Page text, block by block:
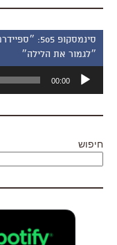
סינמסקופ
״לגמור את הלילה״
אודיו
00:00
חיפוש